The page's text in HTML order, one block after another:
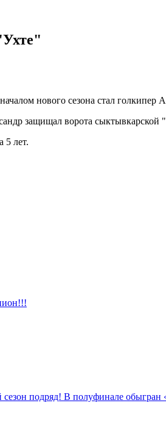
нового сезона стал голкипер
защищал ворота сыктывкарской
5 лет.
сезон подряд! В полуфинале обыгран